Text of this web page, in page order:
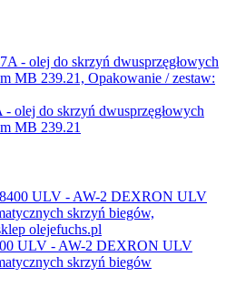
do skrzyń dwusprzęgłowych
MB 239.21
ULV - AW-2 DEXRON ULV
skrzyń biegów